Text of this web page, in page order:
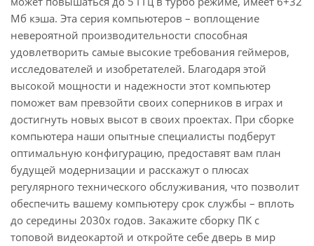
Мб кэша. Эта серия компьютеров – воплощение
невероятной производительности способная
удовлетворить самые высокие требования геймеров,
исследователей и изобретателей. Благодаря этой
высокой мощности и надежности этот компьютер
поможет вам превзойти своих соперников в играх и
достигнуть новых высот в своих проектах. При сборке
компьютера наши опытные специалисты подберут
оптимальную конфигурацию, предоставят вам план
будущей модернизации и расскажут о плюсах
регулярного технического обслуживания, что позволит
обеспечить вашему компьютеру срок службы – вплоть
до середины 2030х годов. Закажите сборку ПК с
топовой видеокартой и откройте себе дверь в мир